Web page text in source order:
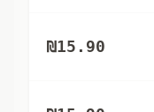
₪15.90